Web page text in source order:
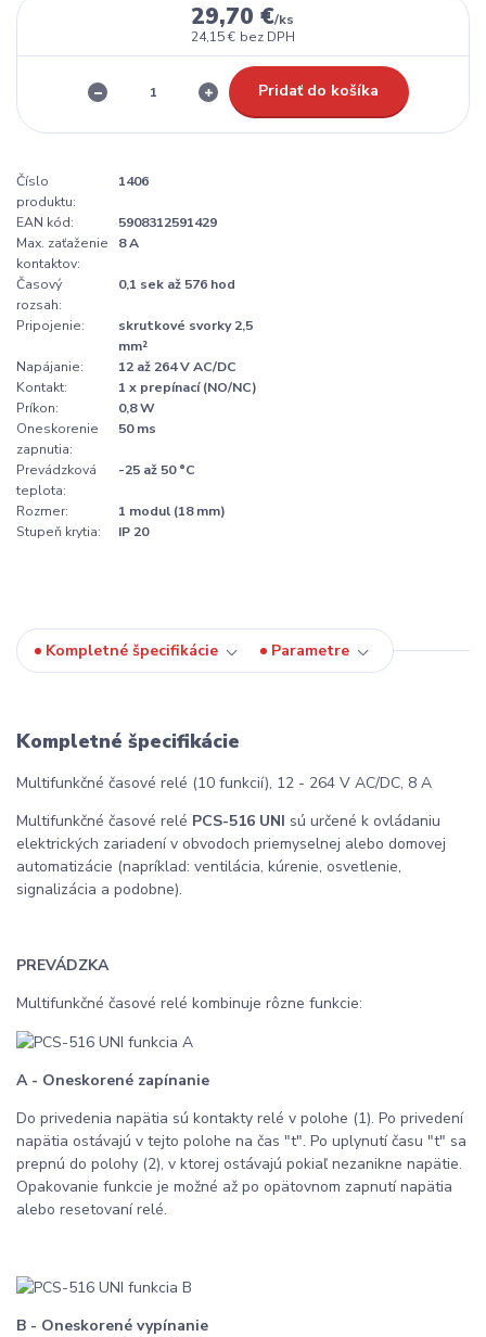
29,70 €/ks
24,15 € bez DPH
Pridať do košíka
Číslo
produktu:
1406
EAN kód:
5908312591429
Max. zaťaženie
kontaktov:
8 A
Časový
rozsah:
0,1 sek až 576 hod
Pripojenie:
skrutkové svorky 2,5
mm²
Napájanie:
12 až 264 V AC/DC
Kontakt:
1 x prepínací (NO/NC)
Príkon:
0,8 W
Oneskorenie
zapnutia:
50 ms
Prevádzková
teplota:
-25 až 50 °C
Rozmer:
1 modul (18 mm)
Stupeň krytia:
IP 20
Kompletné špecifikácie Parametre
Kompletné špecifikácie
Multifunkčné časové relé (10 funkcií), 12 - 264 V AC/DC, 8 A
Multifunkčné časové relé PCS-516 UNI sú určené k ovládaniu
elektrických zariadení v obvodoch priemyselnej alebo domovej
automatizácie (napríklad: ventilácia, kúrenie, osvetlenie,
signalizácia a podobne).
PREVÁDZKA
Multifunkčné časové relé kombinuje rôzne funkcie:
A - Oneskorené zapínanie
Do privedenia napätia sú kontakty relé v polohe (1). Po privedení
napätia ostávajú v tejto polohe na čas "t". Po uplynutí času "t" sa
prepnú do polohy (2), v ktorej ostávajú pokiaľ nezanikne napätie.
Opakovanie funkcie je možné až po opätovnom zapnutí napätia
alebo resetovaní relé.
B - Oneskorené vypínanie